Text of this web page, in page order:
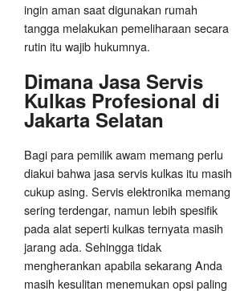
ingin aman saat digunakan rumah
tangga melakukan pemeliharaan secara
rutin itu wajib hukumnya.
Dimana Jasa Servis
Kulkas Profesional di
Jakarta Selatan
Bagi para pemilik awam memang perlu
diakui bahwa jasa servis kulkas itu masih
cukup asing. Servis elektronika memang
sering terdengar, namun lebih spesifik
pada alat seperti kulkas ternyata masih
jarang ada. Sehingga tidak
mengherankan apabila sekarang Anda
masih kesulitan menemukan opsi paling